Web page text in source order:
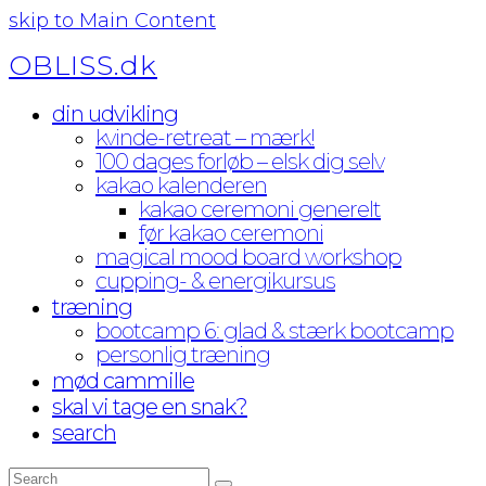
skip to Main Content
OBLISS.dk
din udvikling
kvinde-retreat – mærk!
100 dages forløb – elsk dig selv
kakao kalenderen
kakao ceremoni generelt
før kakao ceremoni
magical mood board workshop
cupping- & energikursus
træning
bootcamp 6: glad & stærk bootcamp
personlig træning
mød cammille
skal vi tage en snak?
search
Search